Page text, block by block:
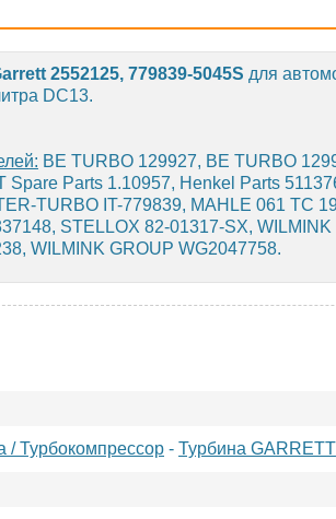
2552125, 779839-5045S для
DC13.
BE TURBO 129927, BE TURBO
Spare Parts 1.10957, Henkel Parts
TURBO IT-779839, MAHLE 061 TC
STELLOX 82-01317-SX,
WILMINK GROUP WG2047758.
/ Турбокомпрессор - Турбина GARRETT